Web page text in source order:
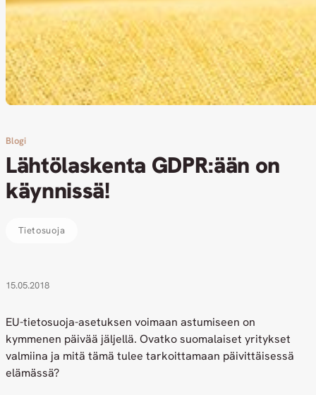
Blogi
Lähtölaskenta GDPR:ään on
käynnissä!
Tietosuoja
15.05.2018
EU-tietosuoja-asetuksen voimaan astumiseen on
kymmenen päivää jäljellä. Ovatko suomalaiset yritykset
valmiina ja mitä tämä tulee tarkoittamaan päivittäisessä
elämässä?